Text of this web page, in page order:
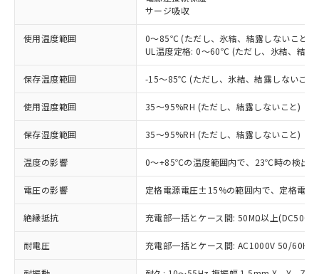
サージ吸収
使用温度範囲
0～85℃ (ただし、氷結、結露しないこと)
UL温度定格: 0～60℃ (ただし、氷結、結露
保存温度範囲 -15～85℃ (ただし、氷結、結露しないこと)
使用湿度範囲 35～95%RH (ただし、結露しないこと)
保存湿度範囲 35～95%RH (ただし、結露しないこと)
温度の影響 0～+85℃の温度範囲内で、23℃時の検出
電圧の影響 定格電源電圧±15%の範囲内で、定格電
絶縁抵抗 充電部一括とケース間: 50MΩ以上(DC500V
耐電圧 充電部一括とケース間: AC1000V 50/60Hz
ご利用条件
以下の条件をお読みいただき、同意のうえ
ご利用ください。
本サービスは、当社制御機器事業取扱
商品の当社在庫状況および標準価格
(税抜)を提供させていただくもので
当社制御機器事業取扱商品の中には、
本サービスの対象外となる商品もある
ことをご了承ください。
在庫状況および標準価格照会結果は、
記載している更新日時点での社内デー
非含有に対応した製品が提供可能な商品で
対応予定：EU RoHS指令（10物質）の非含
有に対応した製品に切り替える予定のある
商品です。
対応予定なし：EU RoHS指令（10物質）の
非含有に非対応の商品で、対応品を出す予
定はありません。
調査・確認中：EU RoHS指令（10物質）の
非含有の対応状況を調査中または確認中の
商品です。
非該当品：ライセンス料など無形物で、有
害物質有無と関係のない商品です。
いたものが、含有品と判明した場合などや
むを得ず変更することがあります。
*EU RoHS指令（10物質）：
※1 中国RoHS○×表
「○」：最大均質材料含有率が中国RoHSの
基準値以下であることを示します。
「×」：最大均質材料含有率が中国RoHSの
基準値を超えていることを示します。
い合わせください。
為替および外国貿易法に定める商品
（以下｢規制貨物等」という）を輸出